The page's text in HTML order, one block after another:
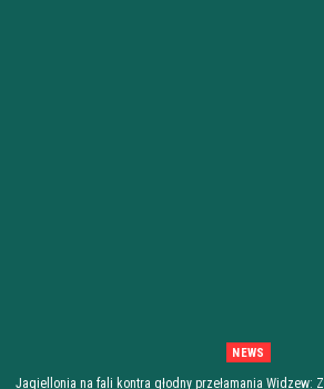
NEWS
Jagiellonia na fali kontra głodny przełamania Widzew: